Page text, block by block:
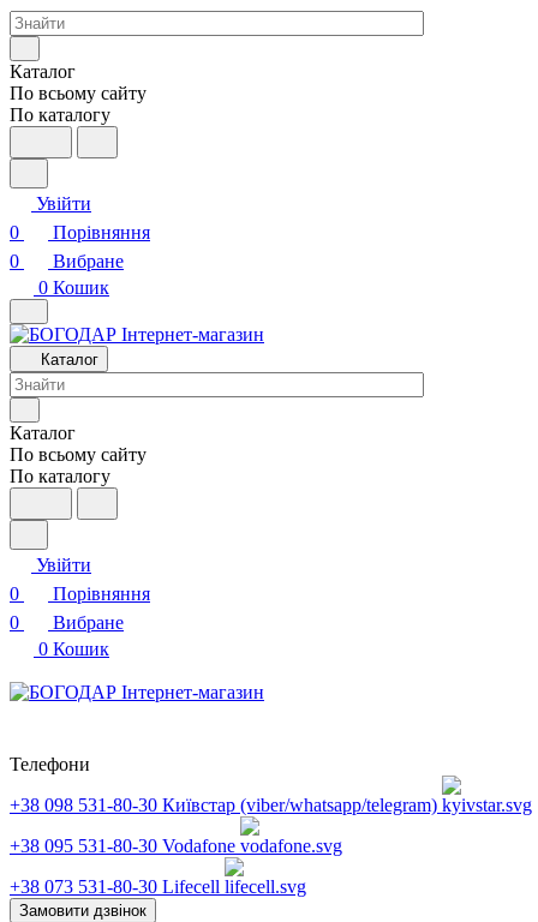
Каталог
По всьому сайту
По каталогу
Увійти
0
Порівняння
0
Вибране
0 Кошик
Каталог
Каталог
По всьому сайту
По каталогу
Увійти
0
Порівняння
0
Вибране
0 Кошик
Телефони
+38 098 531-80-30 Київстар (viber/whatsapp/telegram)
+38 095 531-80-30 Vodafone
+38 073 531-80-30 Lifecell
Замовити дзвінок